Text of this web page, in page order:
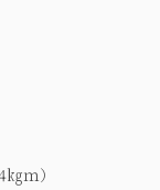
㎏ｍ）